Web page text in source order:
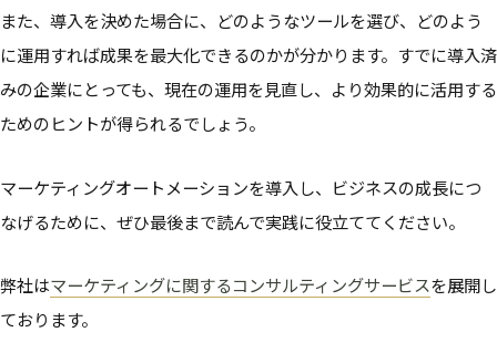
また、導入を決めた場合に、どのようなツールを選び、どのよう
に運用すれば成果を最大化できるのかが分かります。すでに導入済
みの企業にとっても、現在の運用を見直し、より効果的に活用する
ためのヒントが得られるでしょう。
マーケティングオートメーションを導入し、ビジネスの成長につ
なげるために、ぜひ最後まで読んで実践に役立ててください。
弊社はマーケティングに関するコンサルティングサービスを展開し
ております。